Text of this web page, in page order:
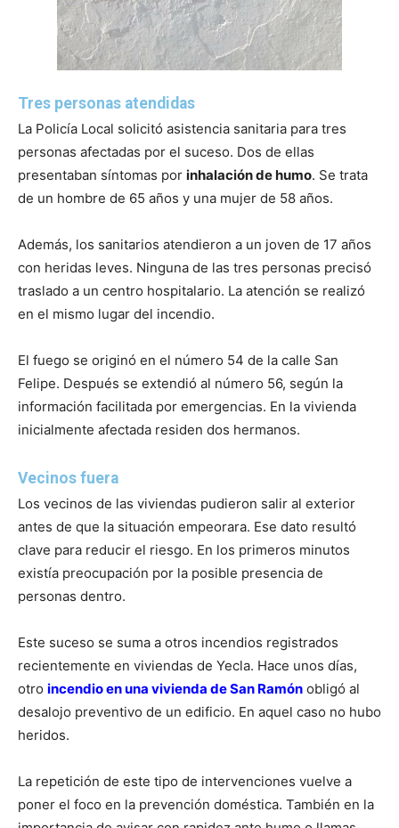
Tres personas atendidas
La Policía Local solicitó asistencia sanitaria para tres
personas afectadas por el suceso. Dos de ellas
presentaban síntomas por inhalación de humo. Se trata
de un hombre de 65 años y una mujer de 58 años.
Además, los sanitarios atendieron a un joven de 17 años
con heridas leves. Ninguna de las tres personas precisó
traslado a un centro hospitalario. La atención se realizó
en el mismo lugar del incendio.
El fuego se originó en el número 54 de la calle San
Felipe. Después se extendió al número 56, según la
información facilitada por emergencias. En la vivienda
inicialmente afectada residen dos hermanos.
Vecinos fuera
Los vecinos de las viviendas pudieron salir al exterior
antes de que la situación empeorara. Ese dato resultó
clave para reducir el riesgo. En los primeros minutos
existía preocupación por la posible presencia de
personas dentro.
Este suceso se suma a otros incendios registrados
recientemente en viviendas de Yecla. Hace unos días,
otro incendio en una vivienda de San Ramón obligó al
desalojo preventivo de un edificio. En aquel caso no hubo
heridos.
La repetición de este tipo de intervenciones vuelve a
poner el foco en la prevención doméstica. También en la